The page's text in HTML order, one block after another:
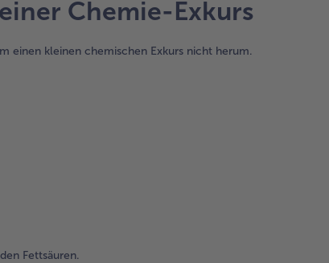
Chemie-Exkurs
einen kleinen chemischen Exkurs nicht herum.
Fettsäuren.